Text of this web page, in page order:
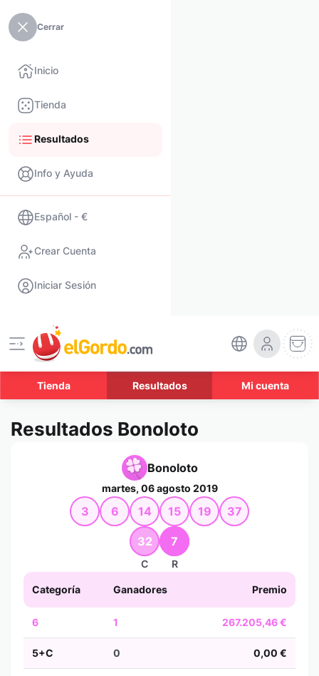
Cerrar
Inicio
Tienda
Resultados
Info y Ayuda
Español - €
Crear Cuenta
Iniciar Sesión
Tienda Resultados Mi cuenta
Resultados Bonoloto
Bonoloto
martes, 06 agosto 2019
3 6 14 15 19 37
32
C
7
R
Categoría Ganadores Premio
6 1 267.205,46 €
5+C 0 0,00 €